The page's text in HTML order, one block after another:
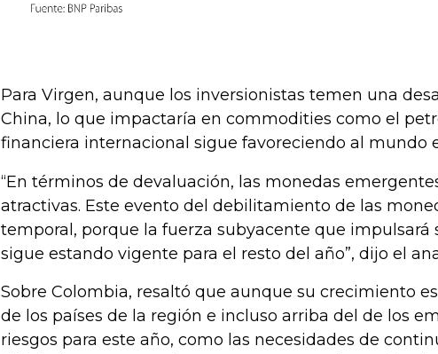
Para Virgen, aunque los inversionistas temen una
China, lo que impactaría en commodities como el
financiera internacional sigue favoreciendo al mundo
“En términos de devaluación, las monedas
atractivas. Este evento del debilitamiento de las
temporal, porque la fuerza subyacente que impulsará
sigue estando vigente para el resto del año”, dijo el
Sobre Colombia, resaltó que aunque su crecimiento
de los países de la región e incluso arriba del de los
riesgos para este año, como las necesidades de